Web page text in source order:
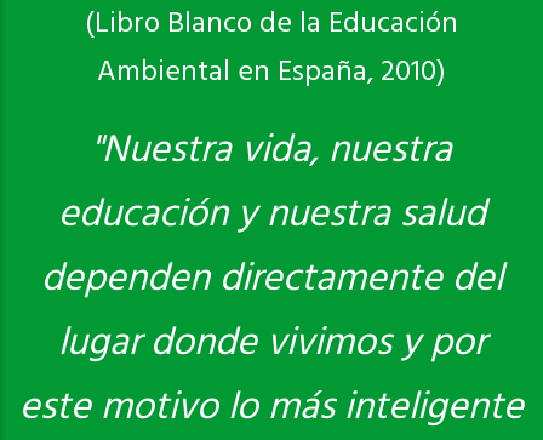
(Libro Blanco de la Educación
Ambiental en España, 2010)
"Nuestra vida, nuestra
educación y nuestra salud
dependen directamente del
lugar donde vivimos y por
este motivo lo más inteligente